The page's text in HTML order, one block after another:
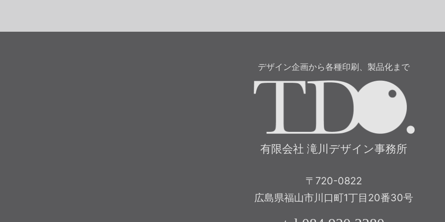
デザイン企画から各種印刷、製品化まで
有限会社 滝川デザイン事務所
〒720-0822
広島県福山市川口町1丁目20番30号